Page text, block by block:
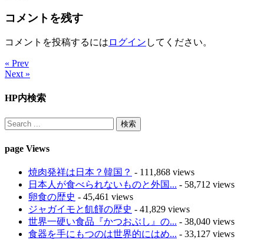
コメントを残す
コメントを投稿するには ログイン してください。
« Prev
Next »
HP内検索
page Views
焼肉発祥は日本？韓国？ - 111,868 views
日本人が食べられないものと外国... - 58,712 views
卵食の歴史 - 45,461 views
ジャガイモと飢饉の歴史 - 41,829 views
世界一硬い食品『かつおぶし』の... - 38,040 views
食器を手にもつのは世界的にはめ... - 33,127 views